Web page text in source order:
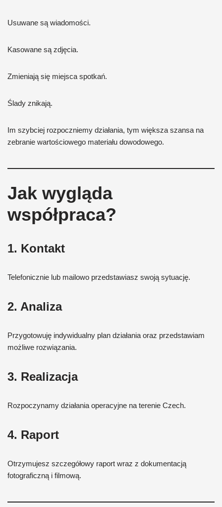
Usuwane są wiadomości.
Kasowane są zdjęcia.
Zmieniają się miejsca spotkań.
Ślady znikają.
Im szybciej rozpoczniemy działania, tym większa szansa na
zebranie wartościowego materiału dowodowego.
Jak wygląda
współpraca?
1. Kontakt
Telefonicznie lub mailowo przedstawiasz swoją sytuację.
2. Analiza
Przygotowuję indywidualny plan działania oraz przedstawiam
możliwe rozwiązania.
3. Realizacja
Rozpoczynamy działania operacyjne na terenie Czech.
4. Raport
Otrzymujesz szczegółowy raport wraz z dokumentacją
fotograficzną i filmową.